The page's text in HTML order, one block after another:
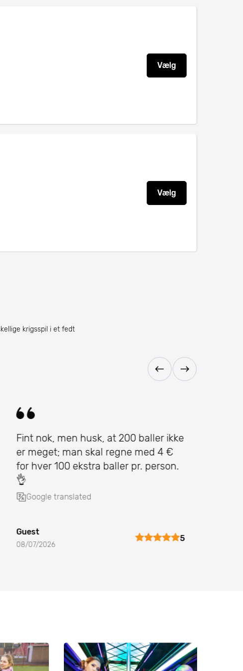
Vælg
Vælg
krigsspil i et fedt
Fint nok, men husk, at 200 baller ikke
er meget; man skal regne med 4 €
for hver 100 ekstra baller pr. person.
👌
Google translated
Guest
08/07/2026
5